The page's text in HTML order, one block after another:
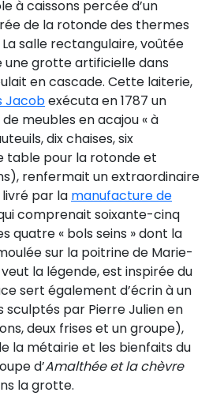
à caissons percée d’un
de la rotonde des thermes
La salle rectangulaire, voûtée
grotte artificielle dans
en cascade. Cette laiterie,
Jacobexécuta en 1787 un
meubles en acajou « à
dix chaises, six
table pour la rotonde et
renfermait un extraordinaire
par la manufacture de
comprenait soixante-cinq
quatre « bols seins » dont la
sur la poitrine de Marie-
la légende, est inspirée du
sert également d’écrin à un
par Pierre Julien en
deux frises et un groupe),
la métairie et les bienfaits du
d’Amalthée et la chèvre
la grotte.